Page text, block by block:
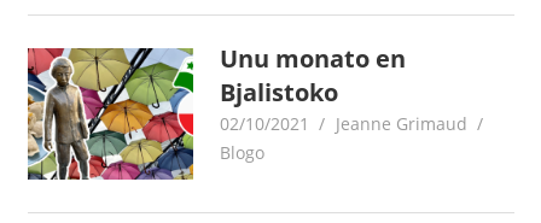
Unu monato en
Bjalistoko
02/10/2021
Jeanne Grimaud
Blogo